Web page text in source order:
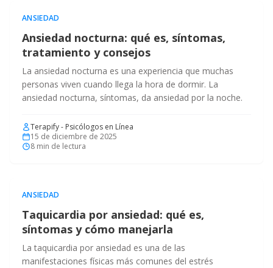
ANSIEDAD
Ansiedad nocturna: qué es, síntomas,
tratamiento y consejos
La ansiedad nocturna es una experiencia que muchas
personas viven cuando llega la hora de dormir. La
ansiedad nocturna, síntomas, da ansiedad por la noche.
Terapify - Psicólogos en Línea
15 de diciembre de 2025
8 min de lectura
ANSIEDAD
Taquicardia por ansiedad: qué es,
síntomas y cómo manejarla
La taquicardia por ansiedad es una de las
manifestaciones físicas más comunes del estrés